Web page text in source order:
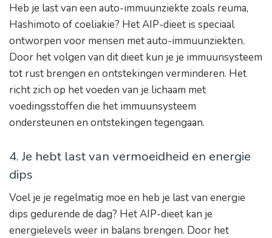
Heb je last van een auto-immuunziekte zoals reuma,
Hashimoto of coeliakie? Het AIP-dieet is speciaal
ontworpen voor mensen met auto-immuunziekten.
Door het volgen van dit dieet kun je je immuunsysteem
tot rust brengen en ontstekingen verminderen. Het
richt zich op het voeden van je lichaam met
voedingsstoffen die het immuunsysteem
ondersteunen en ontstekingen tegengaan.
4. Je hebt last van vermoeidheid en energie
dips
Voel je je regelmatig moe en heb je last van energie
dips gedurende de dag? Het AIP-dieet kan je
energielevels weer in balans brengen. Door het